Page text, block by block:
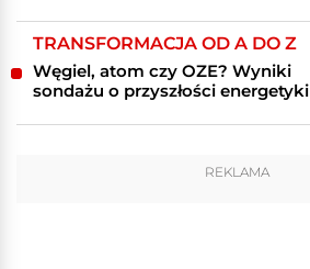
TRANSFORMACJA OD A DO Z
Węgiel, atom czy OZE? Wyniki
sondażu o przyszłości energetyki
REKLAMA